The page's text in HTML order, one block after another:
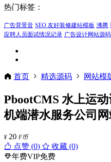
热门标签：
广告背景音 SEO 友好装修建站模板 沸腾
应聘人员面试情况记录 广告设计网站源码
首页 精选源码 网站模
PbootCMS 水上运
机端潜水服务公司
¥ 20 F币
点赞 (0)
收藏 (0)
年费VIP免费